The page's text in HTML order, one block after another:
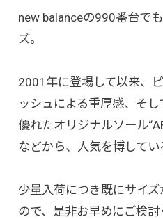
new balanceの990番台で
ズ。
2001年に登場して以来、
ッシュによる重厚感、そ
優れたオリジナルソール
などから、人気を博してい
少量入荷につき既にサイ
ので、是非お早めにご検討